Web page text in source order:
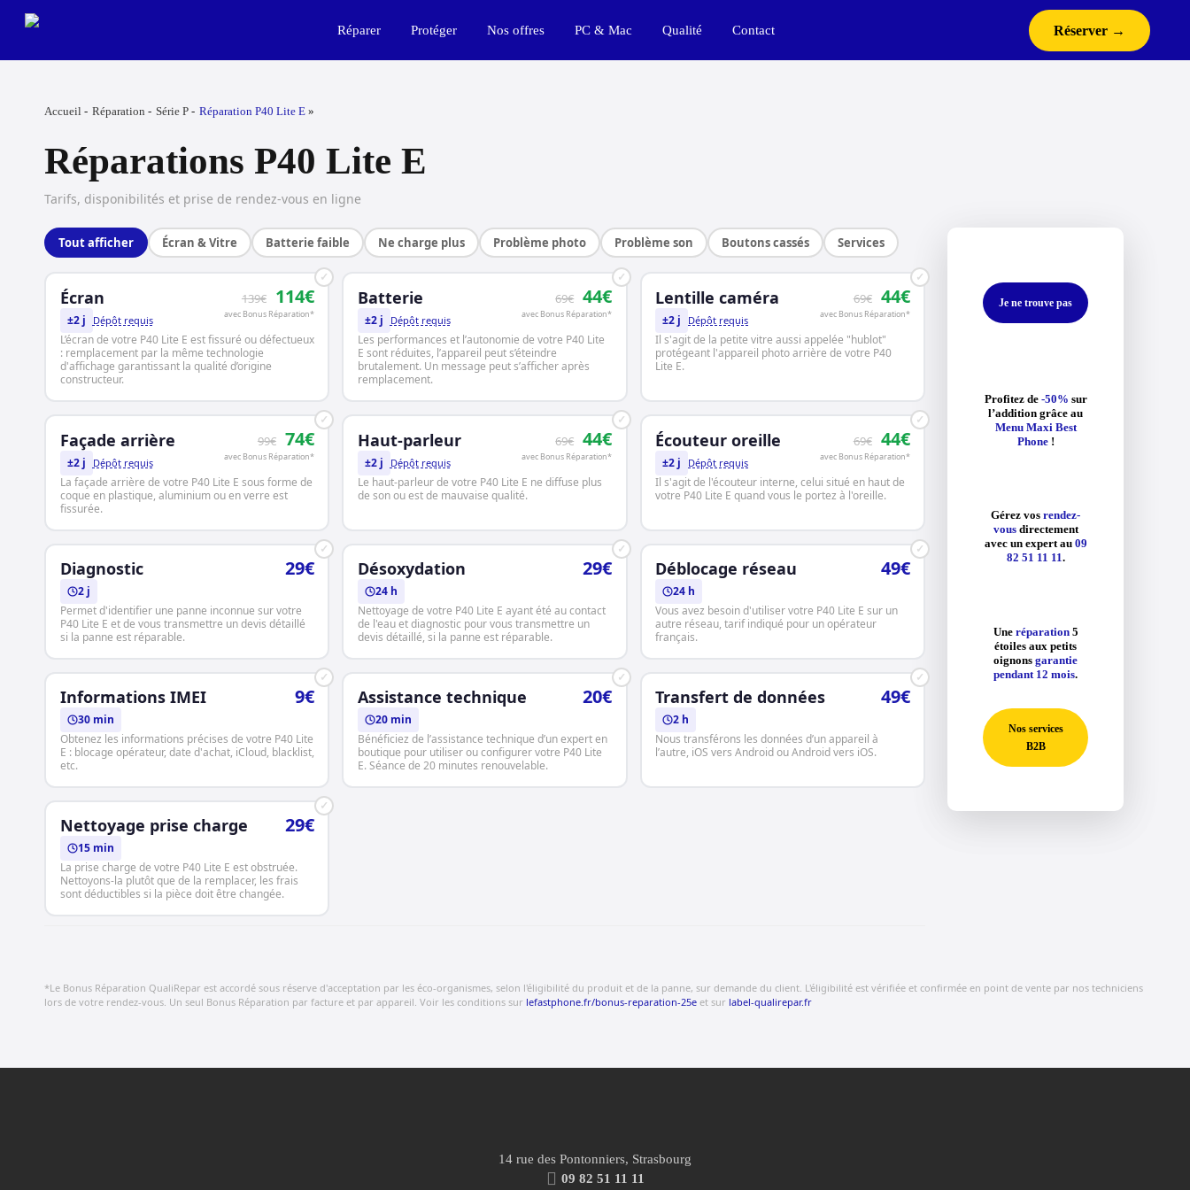
Réparer Protéger Nos offres PC & Mac Qualité Contact Réserver →
Accueil Réparation Série P Réparation P40 Lite E
Réparations P40 Lite E
Tarifs, disponibilités et prise de rendez-vous en ligne
Tout afficher Écran & Vitre Batterie faible Ne charge plus Problème photo Problème son Boutons cassés Services
✓
Écran 139€ 114€
avec Bonus Réparation*
±2 j Dépôt requis
L’écran de votre P40 Lite E est fissuré ou défectueux
: remplacement par la même technologie
d'affichage garantissant la qualité d’origine
constructeur.
✓
Batterie 69€ 44€
avec Bonus Réparation*
±2 j Dépôt requis
Les performances et l’autonomie de votre P40 Lite
E sont réduites, l’appareil peut s’éteindre
brutalement. Un message peut s’afficher après
remplacement.
✓
Lentille caméra 69€ 44€
avec Bonus Réparation*
±2 j Dépôt requis
Il s'agit de la petite vitre aussi appelée "hublot"
protégeant l'appareil photo arrière de votre P40
Lite E.
✓
Façade arrière 99€ 74€
avec Bonus Réparation*
±2 j Dépôt requis
La façade arrière de votre P40 Lite E sous forme de
coque en plastique, aluminium ou en verre est
fissurée.
✓
Haut-parleur 69€ 44€
avec Bonus Réparation*
±2 j Dépôt requis
Le haut-parleur de votre P40 Lite E ne diffuse plus
de son ou est de mauvaise qualité.
✓
Écouteur oreille 69€ 44€
avec Bonus Réparation*
±2 j Dépôt requis
Il s'agit de l'écouteur interne, celui situé en haut de
votre P40 Lite E quand vous le portez à l'oreille.
✓
Diagnostic 29€
2 j
Permet d'identifier une panne inconnue sur votre
P40 Lite E et de vous transmettre un devis détaillé
si la panne est réparable.
✓
Désoxydation 29€
24 h
Nettoyage de votre P40 Lite E ayant été au contact
de l'eau et diagnostic pour vous transmettre un
devis détaillé, si la panne est réparable.
✓
Déblocage réseau 49€
24 h
Vous avez besoin d'utiliser votre P40 Lite E sur un
autre réseau, tarif indiqué pour un opérateur
français.
✓
Informations IMEI 9€
30 min
Obtenez les informations précises de votre P40 Lite
E : blocage opérateur, date d'achat, iCloud, blacklist,
etc.
✓
Assistance technique 20€
20 min
Bénéficiez de l’assistance technique d’un expert en
boutique pour utiliser ou configurer votre P40 Lite
E. Séance de 20 minutes renouvelable.
✓
Transfert de données 49€
2 h
Nous transférons les données d’un appareil à
l’autre, iOS vers Android ou Android vers iOS.
✓
Nettoyage prise charge 29€
15 min
La prise charge de votre P40 Lite E est obstruée.
Nettoyons-la plutôt que de la remplacer, les frais
sont déductibles si la pièce doit être changée.
Je ne trouve pas
Profitez de -50% sur
l’addition grâce au
Menu Maxi Best
Phone!
Gérez vosrendez-
vousdirectement
avec un expert au 09
82 51 11 11.
Une réparation5
étoiles aux petits
oignonsgarantie
pendant 12 mois.
Nos services
B2B
*Le Bonus Réparation QualiRepar est accordé sous réserve d'acceptation par les éco-organismes, selon l'éligibilité du produit et de la panne, sur demande du client. L'éligibilité est vérifiée et confirmée en point de vente par nos techniciens
lors de votre rendez-vous. Un seul Bonus Réparation par facture et par appareil. Voir les conditions sur lefastphone.fr/bonus-reparation-25e et sur label-qualirepar.fr
14 rue des Pontonniers, Strasbourg
09 82 51 11 11